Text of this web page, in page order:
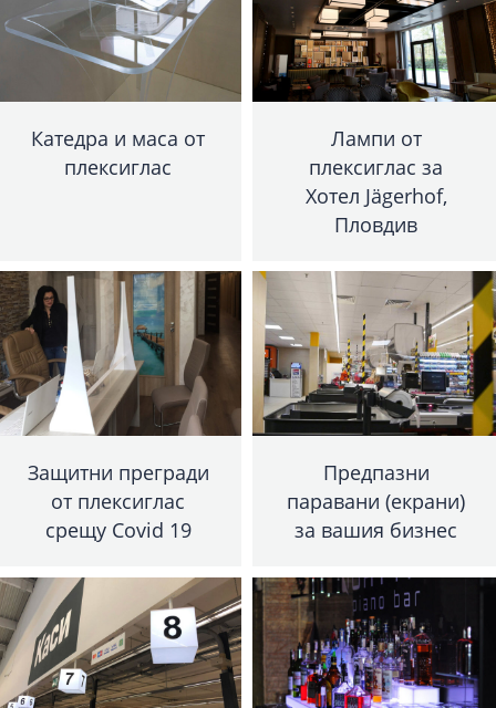
Катедра и маса от
плексиглас
Лампи от
плексиглас за
Хотел Jägerhof,
Пловдив
Защитни прегради
от плексиглас
срещу Covid 19
Предпазни
паравани (екрани)
за вашия бизнес